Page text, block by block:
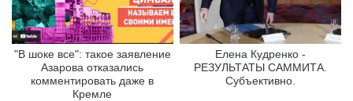
"В шоке все": такое заявление
Азарова отказались
комментировать даже в
Кремле
Елена Кудренко -
РЕЗУЛЬТАТЫ САММИТА.
Субъективно.